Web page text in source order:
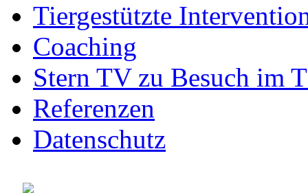
Tiergestützte
Coaching
Stern TV zu Besuch im
Referenzen
Datenschutz